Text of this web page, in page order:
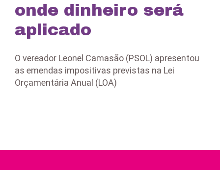
onde dinheiro será
aplicado
O vereador Leonel Camasão (PSOL) apresentou
as emendas impositivas previstas na Lei
Orçamentária Anual (LOA)